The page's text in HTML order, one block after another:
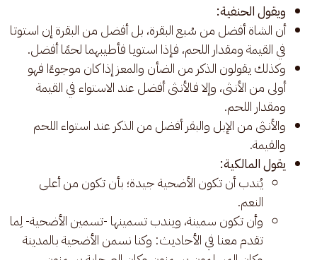
ويقول الحنفية:
أن الشاة أفضل من سُبع البقرة، بل أفضل من البقرة إن استوتا
في القيمة ومقدار اللحم، فإذا استويا فأطيبهما لحمًا أفضل.
وكذلك يقولون الذكر من الضأن والمعز إذا كان موجوءًا فهو
أولى من الأنثى، وإلا فالأنثى أفضل عند الاستواء في القيمة
ومقدار اللحم.
والأنثى من الإبل والبقر أفضل من الذكر عند استواء اللحم
والقيمة.
يقول المالكية:
يُندب أن تكون الأضحية جيدة؛ بأن تكون من أعلى
النعم.
وأن تكون سمينة، ويندب تسمينها -تسمين الأضحية- لِما
تقدم معنا في الأحاديث: وكنا نسمن الأضحية بالمدينة